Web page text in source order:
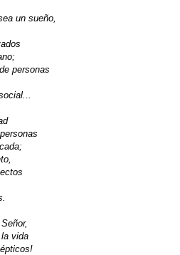
un sueño,
personas
vida